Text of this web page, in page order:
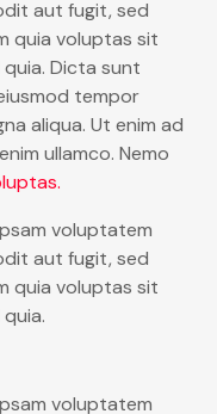
aut fugit, sed
quia voluptas sit
Dicta sunt
tempor
aliqua. Ut enim ad
ullamco. Nemo
voluptatem
aut fugit, sed
quia voluptas sit
voluptatem